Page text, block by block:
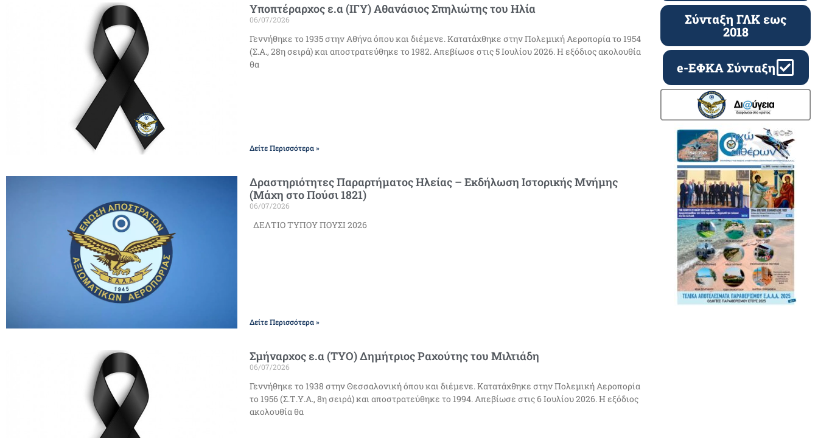
Υποπτέραρχος ε.α (ΙΓΥ) Αθανάσιος Σπηλιώτης του Ηλία
06/07/2026
Γεννήθηκε το 1935 στην Αθήνα όπου και διέμενε. Κατατάχθηκε στην Πολεμική Αεροπορία το 1954
(Σ.Α., 28η σειρά) και αποστρατεύθηκε το 1982. Απεβίωσε στις 5 Ιουλίου 2026. Η εξόδιος ακολουθία
θα
Δείτε Περισσότερα »
Δραστηριότητες Παραρτήματος Ηλείας – Εκδήλωση Ιστορικής Μνήμης
(Μάχη στο Πούσι 1821)
06/07/2026
ΔΕΛΤΙΟ ΤΥΠΟΥ ΠΟΥΣΙ 2026
Δείτε Περισσότερα »
Σμήναρχος ε.α (ΤΥΟ) Δημήτριος Ραχούτης του Μιλτιάδη
06/07/2026
Γεννήθηκε το 1938 στην Θεσσαλονική όπου και διέμενε. Κατατάχθηκε στην Πολεμική Αεροπορία
το 1956 (Σ.Τ.Υ.Α., 8η σειρά) και αποστρατεύθηκε το 1994. Απεβίωσε στις 6 Ιουλίου 2026. Η εξόδιος
ακολουθία θα
Σύνταξη ΓΛΚ εως
2018
e-ΕΦΚΑ Σύνταξη